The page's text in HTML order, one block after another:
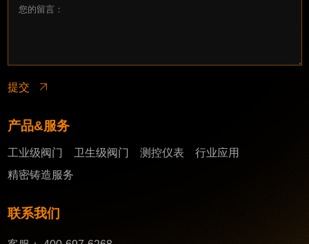
提交
产品&服务
工业级阀门 卫生级阀门 测控仪表
行业应用
精密铸造服务
联系我们